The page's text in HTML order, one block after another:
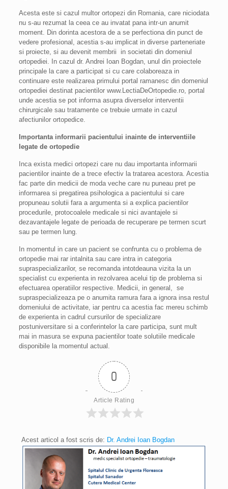
Acesta este si cazul multor ortopezi din Romania, care niciodata
nu s-au rezumat la ceea ce au invatat pana intr-un anumit
moment. Din dorinta acestora de a se perfectiona din punct de
vedere profesional, acestia s-au implicat in diverse parteneriate
si proiecte, si au devenit membrii in societati din domeniul
ortopediei. In cazul dr. Andrei Ioan Bogdan, unul din proiectele
principale la care a participat si cu care colaboreaza in
continuare este realizarea primului portal ramanesc din domeniul
ortopediei destinat pacientilor www.LectiaDeOrtopedie.ro, portal
unde acestia se pot informa asupra diverselor interventii
chirurgicale sau tratamente ce trebuie urmate in cazul
afectiunilor ortopedice.
Importanta informarii pacientului inainte de interventiile
legate de ortopedie
Inca exista medici ortopezi care nu dau importanta informarii
pacientilor inainte de a trece efectiv la tratarea acestora. Acestia
fac parte din medicii de moda veche care nu puneau pret pe
informarea si pregatirea psihologica a pacientului si care
propuneau solutii fara a argumenta si a explica pacientilor
procedurile, protocoalele medicale si nici avantajele si
dezavantajele legate de perioada de recuperare pe termen scurt
sau pe termen lung.
In momentul in care un pacient se confrunta cu o problema de
ortopedie mai rar intalnita sau care intra in categoria
supraspecializarilor, se recomanda intotdeauna vizita la un
specialist cu experienta in rezolvarea acelui tip de problema si
efectuarea operatiilor respective. Medicii, in general, se
supraspecializeaza pe o anumita ramura fara a ignora insa restul
domeniului de activitate, iar pentru ca acestia fac mereu schimb
de experienta in cadrul cursurilor de specializare
postuniversitare si a conferintelor la care participa, sunt mult
mai in masura se expuna pacientilor toate solutiile medicale
disponibile la momentul actual.
0
Article Rating
Acest articol a fost scris de: Dr. Andrei Ioan Bogdan